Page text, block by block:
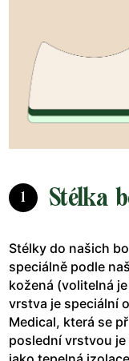
1 Stélka
Stélky do našich
speciálně podle
kožená (volitelná
vrstva je speciální
Medical, která se
poslední vrstvou